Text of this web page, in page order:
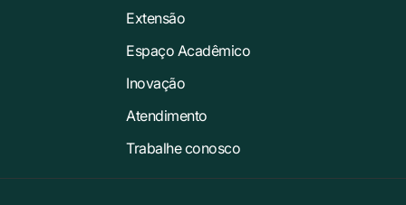
Extensão
Espaço Acadêmico
Inovação
Atendimento
Trabalhe conosco